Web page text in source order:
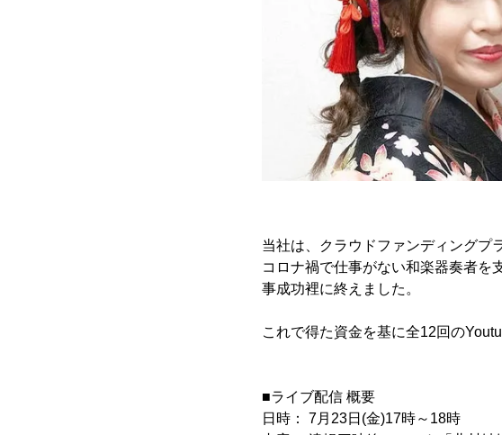
当社は、クラウドファンディングプ
コロナ禍で仕事がない和楽器奏者を
事成功裡に終えました。
これで得た資金を基に全12回の
■ライブ配信 概要
日時： 7月23日(金)17時～18時